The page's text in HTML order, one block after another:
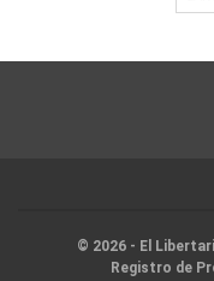
© 2026 - El
Registro de